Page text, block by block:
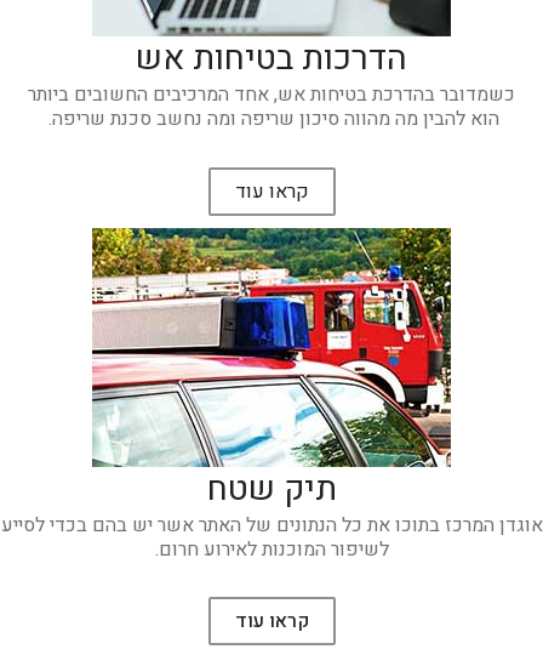
הדרכות בטיחות אש
כשמדובר בהדרכת בטיחות אש, אחד המרכיבים החשובים ביותר
הוא להבין מה מהווה סיכון שריפה ומה נחשב סכנת שריפה.
קראו עוד
תיק שטח
אוגדן המרכז בתוכו את כל הנתונים של האתר אשר יש בהם בכדי לסייע
לשיפור המוכנות לאירוע חרום.
קראו עוד